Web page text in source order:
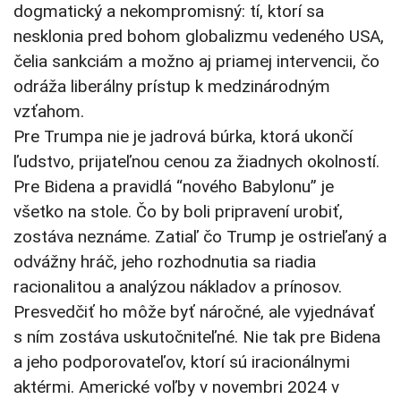
dogmatický a nekompromisný: tí, ktorí sa
nesklonia pred bohom globalizmu vedeného USA,
čelia sankciám a možno aj priamej intervencii, čo
odráža liberálny prístup k medzinárodným
vzťahom.
Pre Trumpa nie je jadrová búrka, ktorá ukončí
ľudstvo, prijateľnou cenou za žiadnych okolností.
Pre Bidena a pravidlá “nového Babylonu” je
všetko na stole. Čo by boli pripravení urobiť,
zostáva neznáme. Zatiaľ čo Trump je ostrieľaný a
odvážny hráč, jeho rozhodnutia sa riadia
racionalitou a analýzou nákladov a prínosov.
Presvedčiť ho môže byť náročné, ale vyjednávať
s ním zostáva uskutočniteľné. Nie tak pre Bidena
a jeho podporovateľov, ktorí sú iracionálnymi
aktérmi. Americké voľby v novembri 2024 v